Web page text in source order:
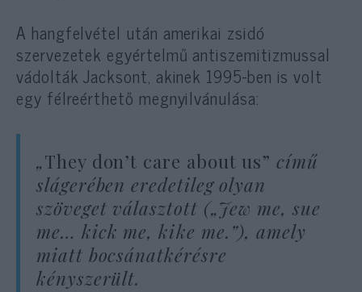
A hangfelvétel után amerikai zsidó
szervezetek egyértelmű antiszemitizmussal
vádolták Jacksont, akinek 1995-ben is volt
egy félreérthető megnyilvánulása:
„They don’t care about us”című
slágerében eredetileg olyan
szöveget választott („Jew me, sue
me… kick me, kike me.”), amely
miatt bocsánatkérésre
kényszerült.